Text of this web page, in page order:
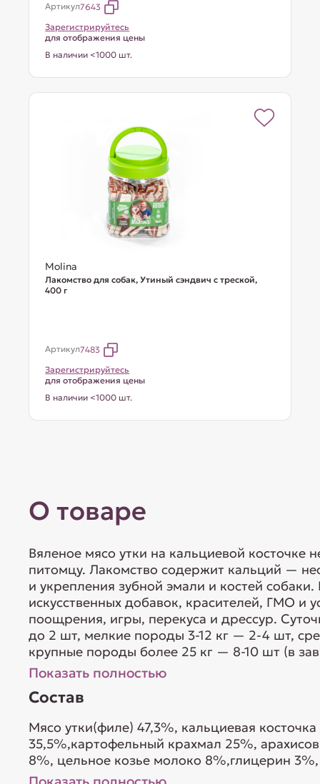
Артикул7643
Зарегистрируйтесь
для отображения цены
В наличии <1000 шт.
Molina
Лакомство для собак, Утиный сэндвич с треской,
400 г
Артикул7483
Зарегистрируйтесь
для отображения цены
В наличии <1000 шт.
О товаре
Вяленое мясо утки на кальциевой косточке
питомцу. Лакомство содержит кальций —
и укрепления зубной эмали и костей
искусственных добавок, красителей, ГМО и
поощрения, игры, перекуса и дрессур.
до 2 шт, мелкие породы 3-12 кг — 2-4 шт,
крупные породы более 25 кг — 8-10 шт (в
Показать полностью
Состав
Мясо утки(филе) 47,3%, кальциевая
35,5%,картофельный крахмал 25%,
8%, цельное козье молоко 8%,глицерин
соль 0,4%,сорбат калия 0,1%) - 48%.